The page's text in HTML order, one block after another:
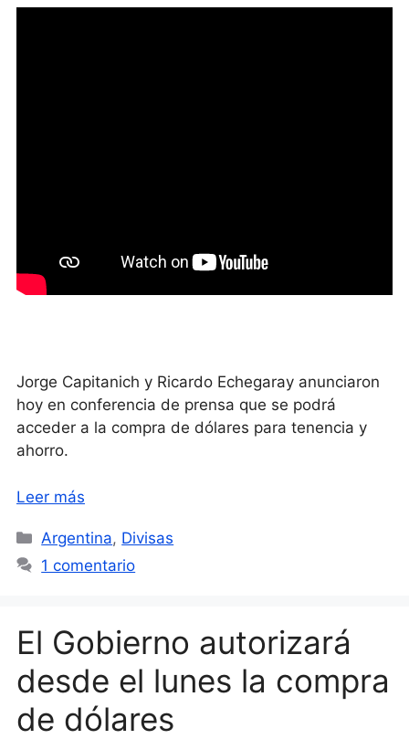
Jorge Capitanich y Ricardo Echegaray anunciaron
hoy en conferencia de prensa que se podrá
acceder a la compra de dólares para tenencia y
ahorro.
Leer más
Categorías
Argentina, Divisas
1 comentario
El Gobierno autorizará
desde el lunes la compra
de dólares